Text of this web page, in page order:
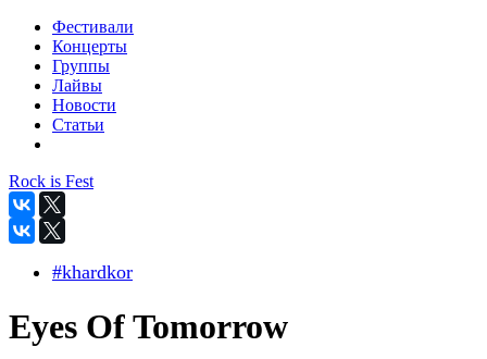
Фестивали
Концерты
Группы
Лайвы
Новости
Статьи
Rock is Fest
#khardkor
Eyes Of Tomorrow